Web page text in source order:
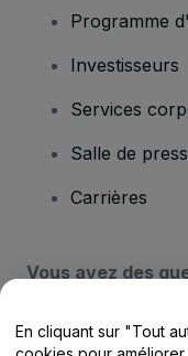
Programme
Investisseurs
Services
Salle de
Carrières
Vous avez des
Centre
En cliquant sur "Tout